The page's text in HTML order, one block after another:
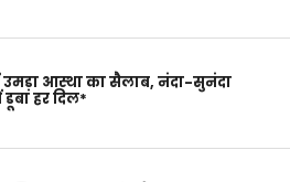
आस्था का सैलाब, नंदा-सुनंदा
हर दिल*